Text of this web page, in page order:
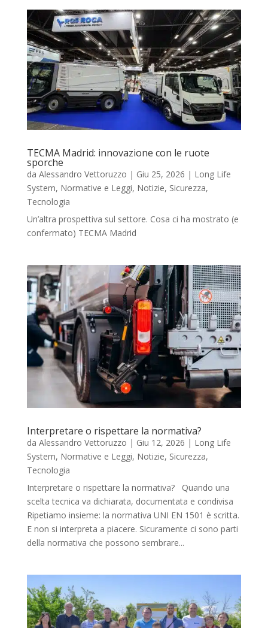
TECMA Madrid: innovazione con le ruote
sporche
da Alessandro Vettoruzzo | Giu 25, 2026 | Long Life
System, Normative e Leggi, Notizie, Sicurezza,
Tecnologia
Un’altra prospettiva sul settore. Cosa ci ha mostrato (e
confermato) TECMA Madrid
Interpretare o rispettare la normativa?
da Alessandro Vettoruzzo | Giu 12, 2026 | Long Life
System, Normative e Leggi, Notizie, Sicurezza,
Tecnologia
Interpretare o rispettare la normativa? Quando una
scelta tecnica va dichiarata, documentata e condivisa
Ripetiamo insieme: la normativa UNI EN 1501 è scritta.
E non si interpreta a piacere. Sicuramente ci sono parti
della normativa che possono sembrare...